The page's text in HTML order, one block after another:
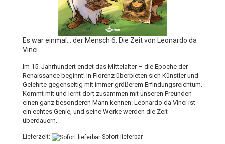
Es war einmal... der Mensch 6: Die Zeit von Leonardo da
Vinci
Im 15. Jahrhundert endet das Mittelalter – die Epoche der
Renaissance beginnt! In Florenz überbieten sich Künstler und
Gelehrte gegenseitig mit immer größerem Erfindungsreichtum.
Kommt mit und lernt dort zusammen mit unseren Freunden
einen ganz besonderen Mann kennen: Leonardo da Vinci ist
ein echtes Genie, und seine Werke werden die Zeit
überdauern.
Lieferzeit: Sofort lieferbar